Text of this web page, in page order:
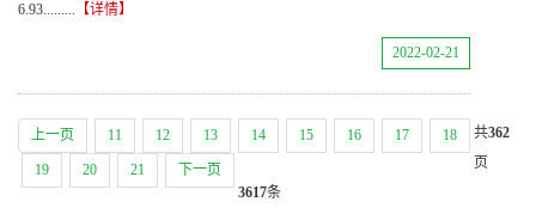
6.93......... 【详情】
2022-02-21
上一页 11 12 13 14 15 16 17 18
19 20 21 下一页
共362
页
3617条